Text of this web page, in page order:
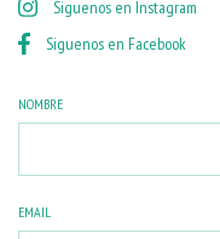
Siguenos en Instagram
Siguenos en Facebook
NOMBRE
EMAIL